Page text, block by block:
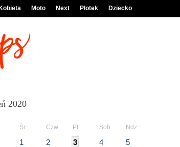
Kobieta Moto Next Plotek Dziecko
2020
Śr Czw Pt Sob Ndz
1 2 3 4 5